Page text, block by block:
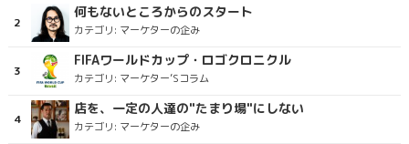
何もないところからのスタート
カテゴリ: マーケターの企み
FIFAワールドカップ・ロゴクロニクル
カテゴリ: マーケター’Sコラム
店を、一定の人達の"たまり場"にしない
カテゴリ: マーケターの企み